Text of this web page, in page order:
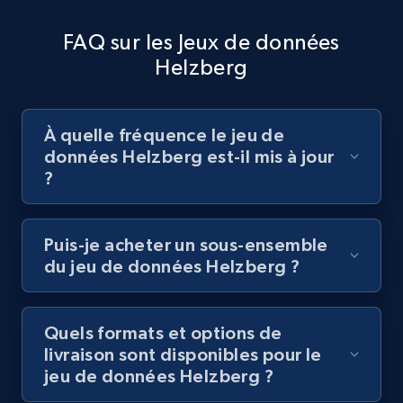
FAQ sur les Jeux de données
Helzberg
À quelle fréquence le jeu de
données Helzberg est-il mis à jour
?
Puis-je acheter un sous-ensemble
du jeu de données Helzberg ?
Quels formats et options de
livraison sont disponibles pour le
jeu de données Helzberg ?